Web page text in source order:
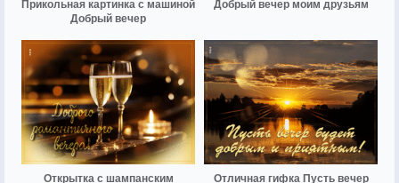
Прикольная картинка с машиной
Добрый вечер
Добрый вечер моим друзьям
Открытка с шампанским Отличная гифка Пусть вечер